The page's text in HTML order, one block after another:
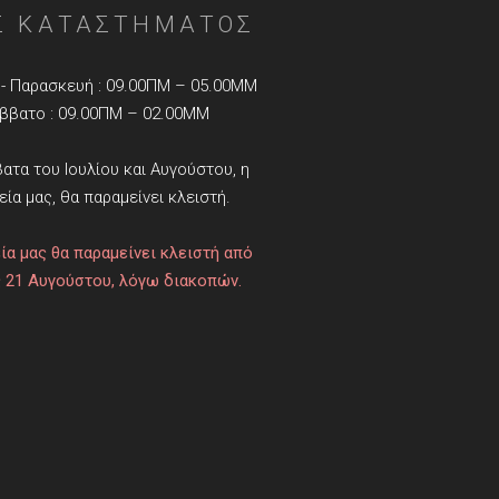
ΚΑΤΑΣΤΗΜΑΤΟΣ
Παρασκευή : 09.00ΠΜ – 05.00ΜΜ
: 09.00ΠΜ – 02.00ΜΜ
του Ιουλίου και Αυγούστου, η
μας, θα παραμείνει κλειστή.
μας θα παραμείνει κλειστή από
21 Αυγούστου, λόγω διακοπών.